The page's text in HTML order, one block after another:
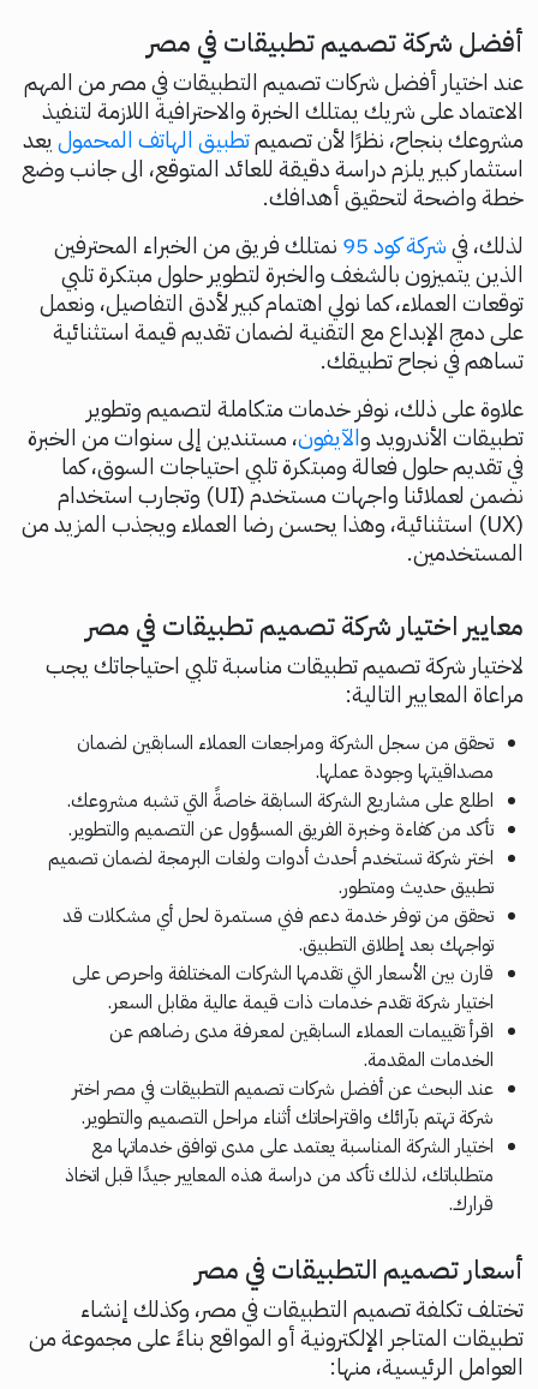
أفضل شركة تصميم تطبيقات في مصر
عند اختيار أفضل شركات تصميم التطبيقات في مصر من المهم
الاعتماد على شريك يمتلك الخبرة والاحترافية اللازمة لتنفيذ
مشروعك بنجاح، نظرًا لأن تصميمتطبيق الهاتف المحمول يعد
استثمار كبير يلزم دراسة دقيقة للعائد المتوقع، الى جانب وضع
خطة واضحة لتحقيق أهدافك.
لذلك، فيشركة كود 95
نمتلك فريق من الخبراء المحترفين
الذين يتميزون بالشغف والخبرة لتطوير حلول مبتكرة تلبي
توقعات العملاء، كما نولي اهتمام كبير لأدق التفاصيل، ونعمل
على دمج الإبداع مع التقنية لضمان تقديم قيمة استثنائية
تساهم في نجاح تطبيقك.
علاوة على ذلك، نوفر خدمات متكاملة لتصميم وتطوير
تطبيقات الأندرويد والآيفون، مستندين إلى سنوات من الخبرة
في تقديم حلول فعالة ومبتكرة تلبي احتياجات السوق، كما
نضمن لعملائنا واجهات مستخدم (UI) وتجارب استخدام
(UX) استثنائية، وهذا يحسن رضا العملاء ويجذب المزيد من
المستخدمين.
معايير اختيار شركة تصميم تطبيقات في مصر
لاختيار شركة تصميم تطبيقات مناسبة تلبي احتياجاتك يجب
مراعاة المعايير التالية:
تحقق من سجل الشركة ومراجعات العملاء السابقين لضمان
مصداقيتها وجودة عملها.
اطلع على مشاريع الشركة السابقة خاصةً التي تشبه مشروعك.
تأكد من كفاءة وخبرة الفريق المسؤول عن التصميم والتطوير.
اختر شركة تستخدم أحدث أدوات ولغات البرمجة لضمان تصميم
تطبيق حديث ومتطور.
تحقق من توفر خدمة دعم فني مستمرة لحل أي مشكلات قد
تواجهك بعد إطلاق التطبيق.
قارن بين الأسعار التي تقدمها الشركات المختلفة واحرص على
اختيار شركة تقدم خدمات ذات قيمة عالية مقابل السعر.
اقرأ تقييمات العملاء السابقين لمعرفة مدى رضاهم عن
الخدمات المقدمة.
عند البحث عن أفضل شركات تصميم التطبيقات في مصر اختر
شركة تهتم بآرائك واقتراحاتك أثناء مراحل التصميم والتطوير.
اختيار الشركة المناسبة يعتمد على مدى توافق خدماتها مع
متطلباتك، لذلك تأكد من دراسة هذه المعايير جيدًا قبل اتخاذ
قرارك.
أسعار تصميم التطبيقات في مصر
تختلف تكلفة تصميم التطبيقات في مصر، وكذلك إنشاء
تطبيقات المتاجر الإلكترونية أو المواقع بناءً على مجموعة من
العوامل الرئيسية، منها: